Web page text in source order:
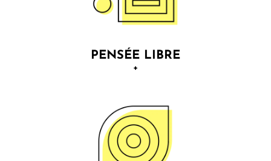
est la nôtre. Vous ressentez notre niveau exceptionnel
de dévouement dans chacune de nos interactions.
PENSÉE LIBRE
+
Les caresses dans le sens du poil, les jeux politiques
& la flatterie sont stériles pour avancer. Elles n’ont
pas leur place dans notre écosystème.